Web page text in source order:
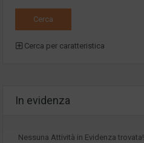
Cerca per caratteristica
In evidenza
Nessuna Attività in Evidenza trovata!